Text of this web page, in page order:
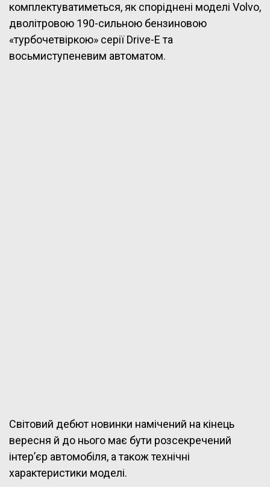
комплектуватиметься, як споріднені моделі Volvo,
дволітровою 190-сильною бензиновою
«турбочетвіркою» серії Drive-E та
восьмиступеневим автоматом.
Світовий дебют новинки намічений на кінець
вересня й до нього має бути розсекречений
інтер’єр автомобіля, а також технічні
характеристики моделі.